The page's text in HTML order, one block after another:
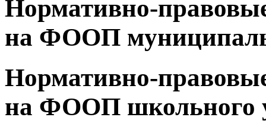
Нормативно-
на ФООП
Нормативно-
на ФООП школьного